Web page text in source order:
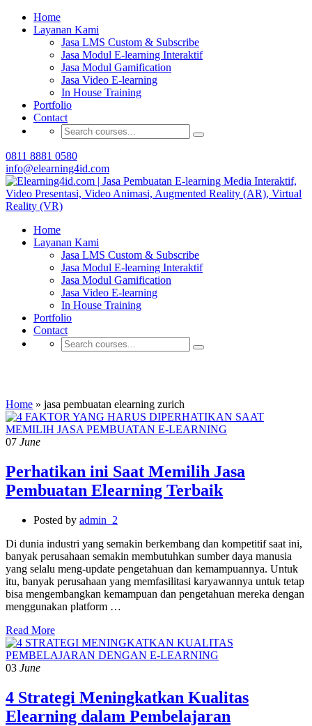
Home
Layanan Kami
Jasa LMS Custom & Subscribe
Jasa Modul E-learning Interaktif
Jasa Modul Gamification
Jasa Video E-learning
In House Training
Portfolio
Contact
0811 8881 0580
info@elearning4id.com
Home
Layanan Kami
Jasa LMS Custom & Subscribe
Jasa Modul E-learning Interaktif
Jasa Modul Gamification
Jasa Video E-learning
In House Training
Portfolio
Contact
Home » jasa pembuatan elearning zurich
07 June
Perhatikan ini Saat Memilih Jasa
Pembuatan Elearning Terbaik
Posted by admin_2
Di dunia industri yang semakin berkembang dan kompetitif saat ini,
banyak perusahaan semakin membutuhkan sumber daya manusia
yang selalu meng-update pengetahuan dan kemampuannya. Untuk
itu, banyak perusahaan yang memfasilitasi karyawannya untuk tetap
bisa mengembangkan kemampuan dan pengetahuan mereka dengan
menggunakan platform …
Read More
03 June
4 Strategi Meningkatkan Kualitas
Elearning dalam Pembelajaran
Buat Modul E-learning & LMS Anda Semakin
Menarik dengan Gamification
Hubungi Tim Elearning4id